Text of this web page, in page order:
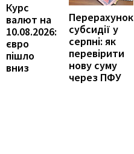
Курс
валют на
10.08.2026:
євро
пішло
вниз
Перерахунок
субсидії у
серпні: як
перевірити
нову суму
через ПФУ